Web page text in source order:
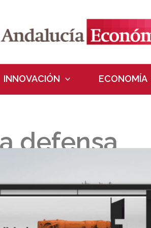
INNOVACIÓN ECONOMÍA
defensa